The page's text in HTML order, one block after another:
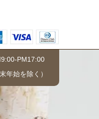
PM17:00
年始を除く）